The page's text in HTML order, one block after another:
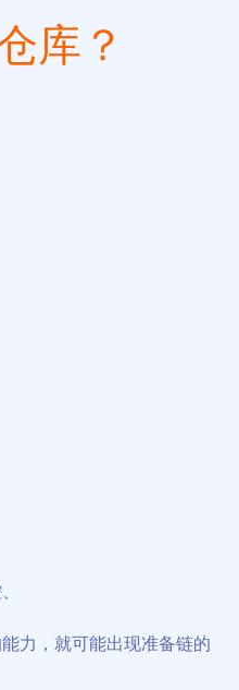
库？
力，就可能出现准备链的